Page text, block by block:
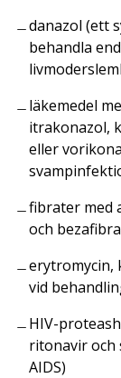
danazol (ett
behandla
läkemedel
itrakonazol,
eller
fibrater med
och
erytromycin,
vid
HIV-
ritonavir och
AIDS)